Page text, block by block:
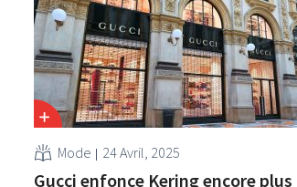
Mode 24 Avril, 2025
Gucci enfonce Kering encore plus